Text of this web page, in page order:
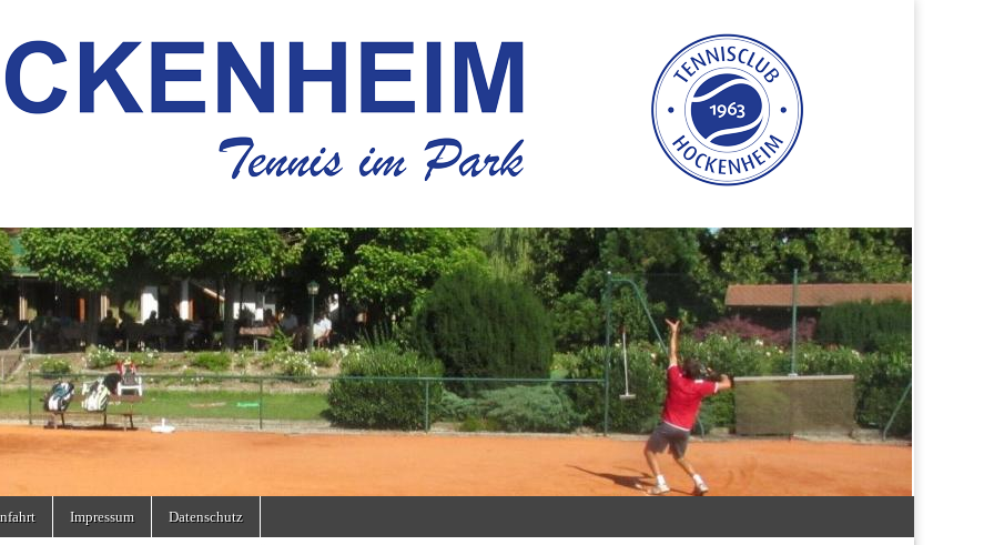
Impressum Datenschutz